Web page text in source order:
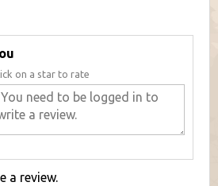
on a star to rate
a review.